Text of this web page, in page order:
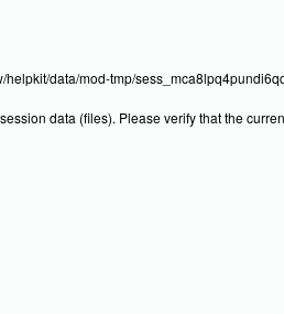
helpkit/data/mod-tmp/
data (files). Please verify that the